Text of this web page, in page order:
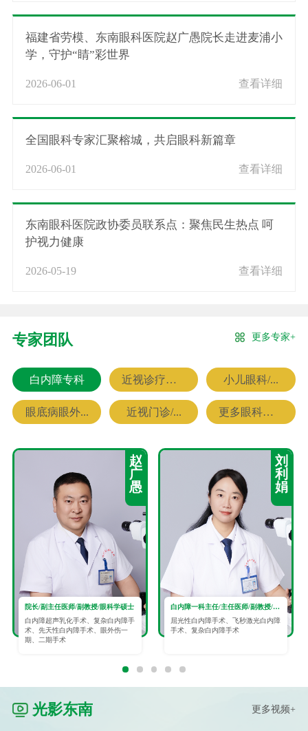
福建省劳模、东南眼科医院赵广愚院长走进麦浦小
学，守护“睛”彩世界
2026-06-01 查看详细
全国眼科专家汇聚榕城，共启眼科新篇章
2026-06-01 查看详细
东南眼科医院政协委员联系点：聚焦民生热点 呵
护视力健康
2026-05-19 查看详细
专家团队 更多专家+
白内障专科 近视诊疗专科 小儿眼科/...
眼底病眼外... 近视门诊/... 更多眼科专家
赵
广
愚
院长/副主任医师/副教授/眼科学硕士
白内障超声乳化手术、复杂白内障手
术、先天性白内障手术、眼外伤一
期、二期手术
刘
利
娟
白内障一科主任/主任医师/副教授/眼科学硕士
屈光性白内障手术、飞秒激光白内障
手术、复杂白内障手术
光影东南 更多视频+